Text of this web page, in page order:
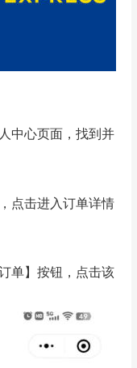
中心页面，找到并
点击进入订单详情
单】按钮，点击该